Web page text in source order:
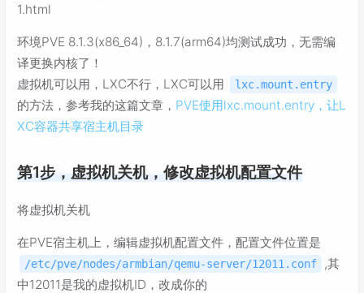
1.html
环境PVE 8.1.3(x86_64)，8.1.7(arm64)均测试成功，无需编
译更换内核了！
虚拟机可以用，LXC不行，LXC可以用
lxc.mount.entry
的方法，参考我的这篇文章， PVE使用lxc.mount.entry，让L
XC容器共享宿主机目录
第1步，虚拟机关机，修改虚拟机配置文件
将虚拟机关机
在PVE宿主机上，编辑虚拟机配置文件，配置文件位置是
/etc/pve/nodes/armbian/qemu-server/12011.conf
,其
中12011是我的虚拟机ID，改成你的